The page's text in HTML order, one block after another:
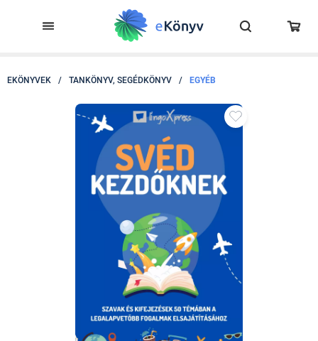
EKÖNYVEK / TANKÖNYV, SEGÉDKÖNYV / EGYÉB